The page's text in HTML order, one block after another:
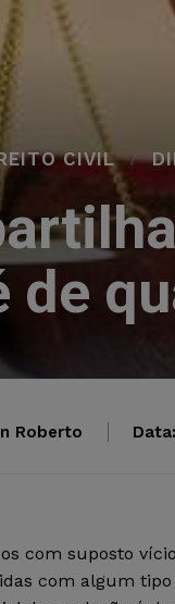
CIVIL
de
Roberto Data:
com suposto
com algum tipo